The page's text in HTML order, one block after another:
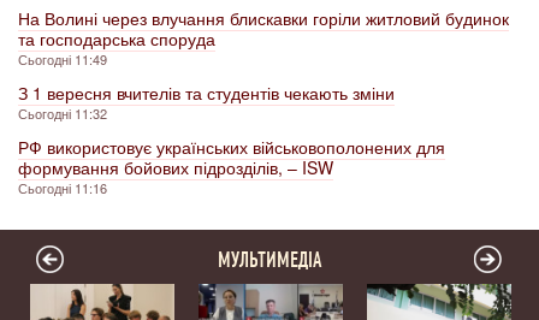
На Волині через влучання блискавки горіли житловий будинок
та господарська споруда
Сьогодні 11:49
З 1 вересня вчителів та студентів чекають зміни
Сьогодні 11:32
РФ використовує українських військовополонених для
формування бойових підрозділів, – ISW
Сьогодні 11:16
МУЛЬТИМЕДІА